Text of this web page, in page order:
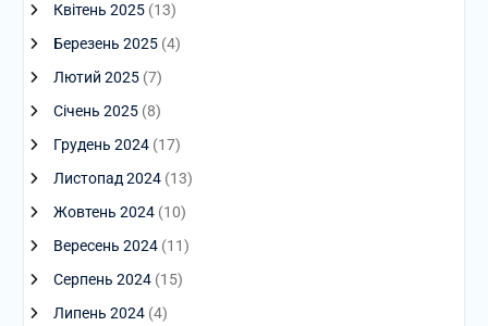
Квітень 2025(13)
Березень 2025(4)
Лютий 2025(7)
Січень 2025(8)
Грудень 2024(17)
Листопад 2024(13)
Жовтень 2024(10)
Вересень 2024(11)
Серпень 2024(15)
Липень 2024(4)